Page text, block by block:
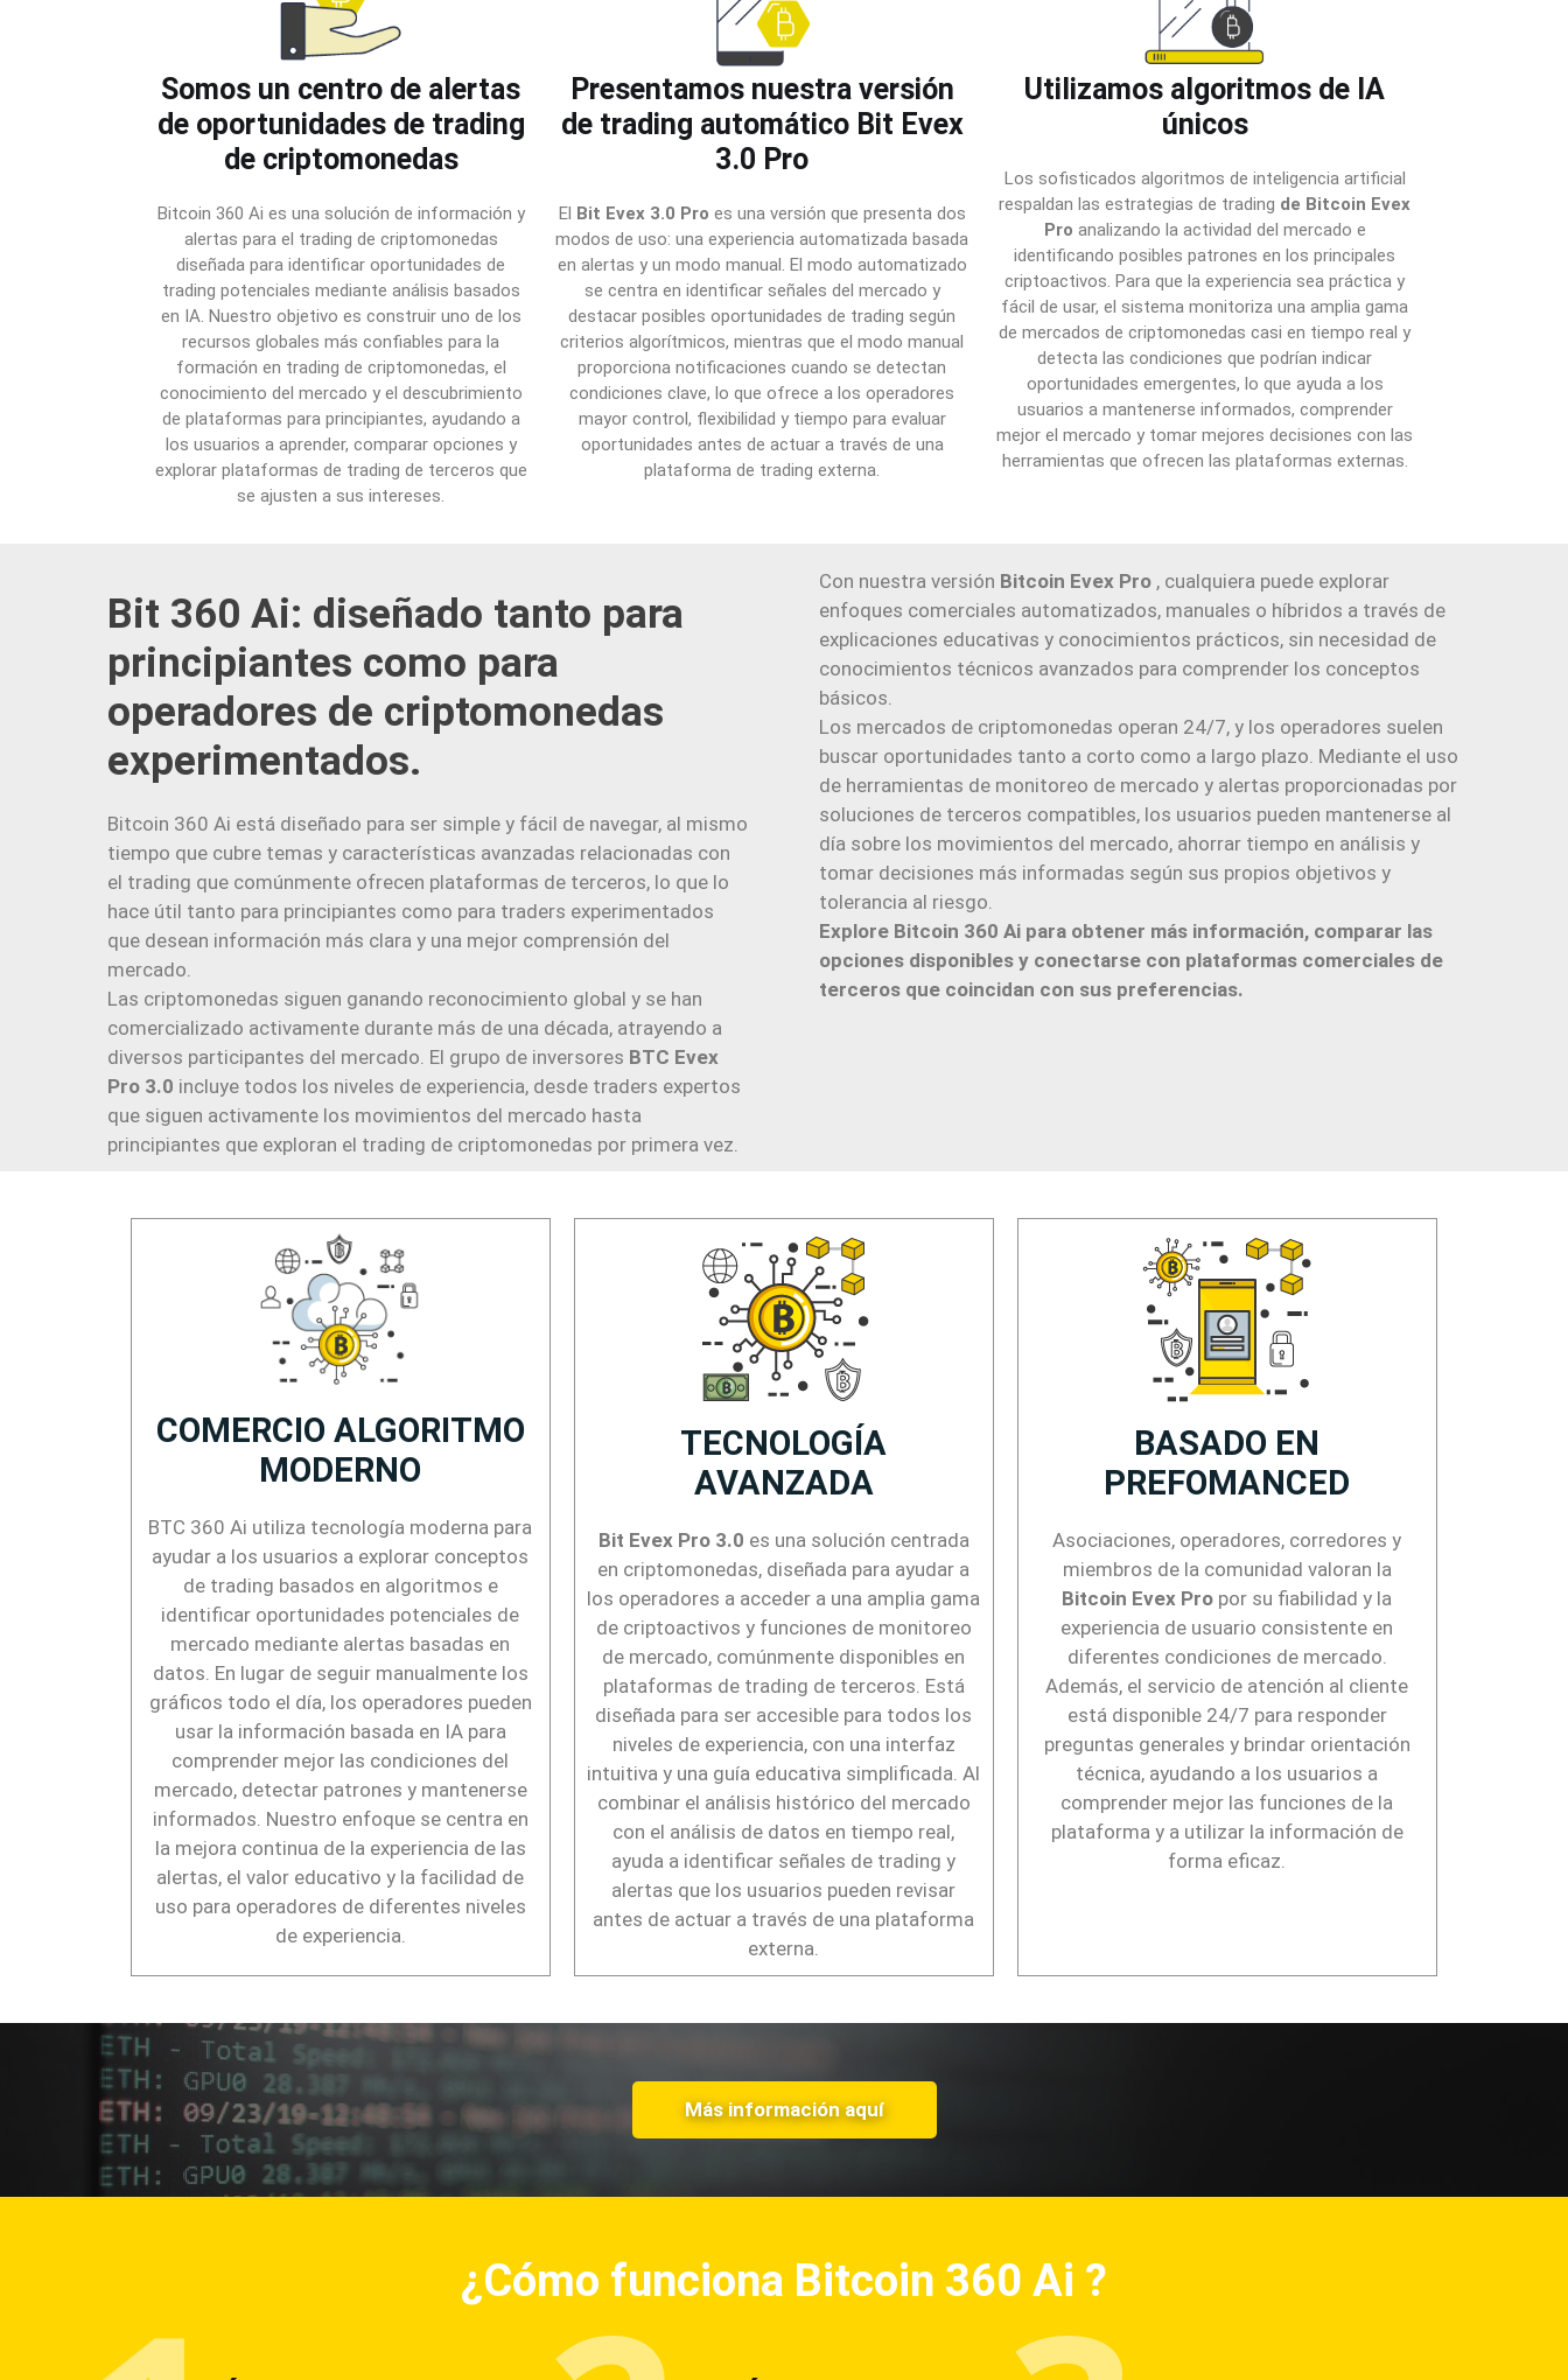
Somos un centro de alertas
de oportunidades de trading
de criptomonedas
Bitcoin 360 Ai es una solución de información y
alertas para el trading de criptomonedas
diseñada para identificar oportunidades de
trading potenciales mediante análisis basados
en IA. Nuestro objetivo es construir uno de los
recursos globales más confiables para la
formación en trading de criptomonedas, el
conocimiento del mercado y el descubrimiento
de plataformas para principiantes, ayudando a
los usuarios a aprender, comparar opciones y
explorar plataformas de trading de terceros que
se ajusten a sus intereses.
Presentamos nuestra versión
de trading automático Bit Evex
3.0 Pro
El Bit Evex 3.0 Pro es una versión que presenta dos
modos de uso: una experiencia automatizada basada
en alertas y un modo manual. El modo automatizado
se centra en identificar señales del mercado y
destacar posibles oportunidades de trading según
criterios algorítmicos, mientras que el modo manual
proporciona notificaciones cuando se detectan
condiciones clave, lo que ofrece a los operadores
mayor control, flexibilidad y tiempo para evaluar
oportunidades antes de actuar a través de una
plataforma de trading externa.
Utilizamos algoritmos de IA
únicos
Los sofisticados algoritmos de inteligencia artificial
respaldan las estrategias de trading de Bitcoin Evex
Pro analizando la actividad del mercado e
identificando posibles patrones en los principales
criptoactivos. Para que la experiencia sea práctica y
fácil de usar, el sistema monitoriza una amplia gama
de mercados de criptomonedas casi en tiempo real y
detecta las condiciones que podrían indicar
oportunidades emergentes, lo que ayuda a los
usuarios a mantenerse informados, comprender
mejor el mercado y tomar mejores decisiones con las
herramientas que ofrecen las plataformas externas.
Bit 360 Ai: diseñado tanto para
principiantes como para
operadores de criptomonedas
experimentados.
Bitcoin 360 Ai está diseñado para ser simple y fácil de navegar, al mismo
tiempo que cubre temas y características avanzadas relacionadas con
el trading que comúnmente ofrecen plataformas de terceros, lo que lo
hace útil tanto para principiantes como para traders experimentados
que desean información más clara y una mejor comprensión del
mercado.
Las criptomonedas siguen ganando reconocimiento global y se han
comercializado activamente durante más de una década, atrayendo a
diversos participantes del mercado. El grupo de inversores BTC Evex
Pro 3.0 incluye todos los niveles de experiencia, desde traders expertos
que siguen activamente los movimientos del mercado hasta
principiantes que exploran el trading de criptomonedas por primera vez.
Con nuestra versión Bitcoin Evex Pro , cualquiera puede explorar
enfoques comerciales automatizados, manuales o híbridos a través de
explicaciones educativas y conocimientos prácticos, sin necesidad de
conocimientos técnicos avanzados para comprender los conceptos
básicos.
Los mercados de criptomonedas operan 24/7, y los operadores suelen
buscar oportunidades tanto a corto como a largo plazo. Mediante el uso
de herramientas de monitoreo de mercado y alertas proporcionadas por
soluciones de terceros compatibles, los usuarios pueden mantenerse al
día sobre los movimientos del mercado, ahorrar tiempo en análisis y
tomar decisiones más informadas según sus propios objetivos y
tolerancia al riesgo.
Explore Bitcoin 360 Ai para obtener más información, comparar las
opciones disponibles y conectarse con plataformas comerciales de
terceros que coincidan con sus preferencias.
COMERCIO ALGORITMO
MODERNO
BTC 360 Ai utiliza tecnología moderna para
ayudar a los usuarios a explorar conceptos
de trading basados en algoritmos e
identificar oportunidades potenciales de
mercado mediante alertas basadas en
datos. En lugar de seguir manualmente los
gráficos todo el día, los operadores pueden
usar la información basada en IA para
comprender mejor las condiciones del
mercado, detectar patrones y mantenerse
informados. Nuestro enfoque se centra en
la mejora continua de la experiencia de las
alertas, el valor educativo y la facilidad de
uso para operadores de diferentes niveles
de experiencia.
TECNOLOGÍA
AVANZADA
Bit Evex Pro 3.0 es una solución centrada
en criptomonedas, diseñada para ayudar a
los operadores a acceder a una amplia gama
de criptoactivos y funciones de monitoreo
de mercado, comúnmente disponibles en
plataformas de trading de terceros. Está
diseñada para ser accesible para todos los
niveles de experiencia, con una interfaz
intuitiva y una guía educativa simplificada. Al
combinar el análisis histórico del mercado
con el análisis de datos en tiempo real,
ayuda a identificar señales de trading y
alertas que los usuarios pueden revisar
antes de actuar a través de una plataforma
externa.
BASADO EN
PREFOMANCED
Asociaciones, operadores, corredores y
miembros de la comunidad valoran la
Bitcoin Evex Pro por su fiabilidad y la
experiencia de usuario consistente en
diferentes condiciones de mercado.
Además, el servicio de atención al cliente
está disponible 24/7 para responder
preguntas generales y brindar orientación
técnica, ayudando a los usuarios a
comprender mejor las funciones de la
plataforma y a utilizar la información de
forma eficaz.
Más información aquí
¿Cómo funciona Bitcoin 360 Ai ?